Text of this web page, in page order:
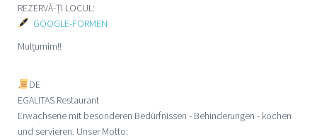
REZERVĂ-ȚI LOCUL:
GOOGLE-FORMEN
Mulțumim!!
DE
EGALITAS Restaurant
Erwachsene mit besonderen Bedürfnissen - Behinderungen - kochen
und servieren. Unser Motto: